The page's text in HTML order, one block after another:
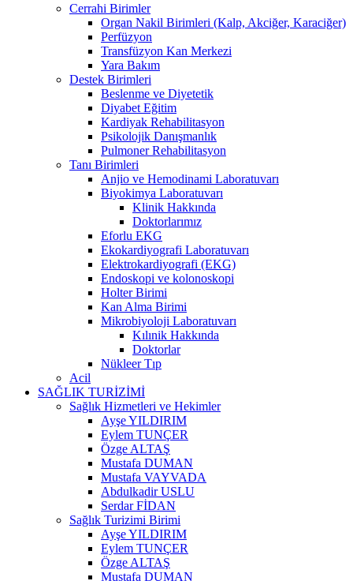
Cerrahi Birimler
Organ Nakil Birimleri (Kalp, Akciğer, Karaciğer)
Perfüzyon
Transfüzyon Kan Merkezi
Yara Bakım
Destek Birimleri
Beslenme ve Diyetetik
Diyabet Eğitim
Kardiyak Rehabilitasyon
Psikolojik Danışmanlık
Pulmoner Rehabilitasyon
Tanı Birimleri
Anjio ve Hemodinami Laboratuvarı
Biyokimya Laboratuvarı
Klinik Hakkında
Doktorlarımız
Eforlu EKG
Ekokardiyografi Laboratuvarı
Elektrokardiyografi (EKG)
Endoskopi ve kolonoskopi
Holter Birimi
Kan Alma Birimi
Mikrobiyoloji Laboratuvarı
Kılınik Hakkında
Doktorlar
Nükleer Tıp
Acil
SAĞLIK TURİZİMİ
Sağlık Hizmetleri ve Hekimler
Ayşe YILDIRIM
Eylem TUNÇER
Özge ALTAŞ
Mustafa DUMAN
Mustafa VAYVADA
Abdulkadir USLU
Serdar FİDAN
Sağlık Turizimi Birimi
Ayşe YILDIRIM
Eylem TUNÇER
Özge ALTAŞ
Mustafa DUMAN